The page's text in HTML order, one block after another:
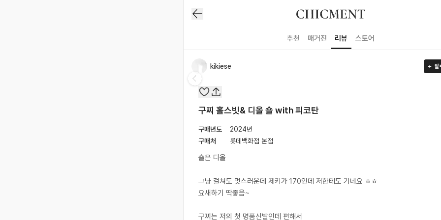
추천 매거진 리뷰 스토어
kikiese 팔
구찌 홀스빗& 디올 숄 with 피코탄
구매년도
2024년
구매처
롯데백화점 본점
숄은 디올
그냥 걸쳐도 멋스러운데 제키가 170인데 저한테도 기네요 ㅎㅎ
요새하기 딱좋음~
구찌는 저의 첫 명품신발인데 편해서